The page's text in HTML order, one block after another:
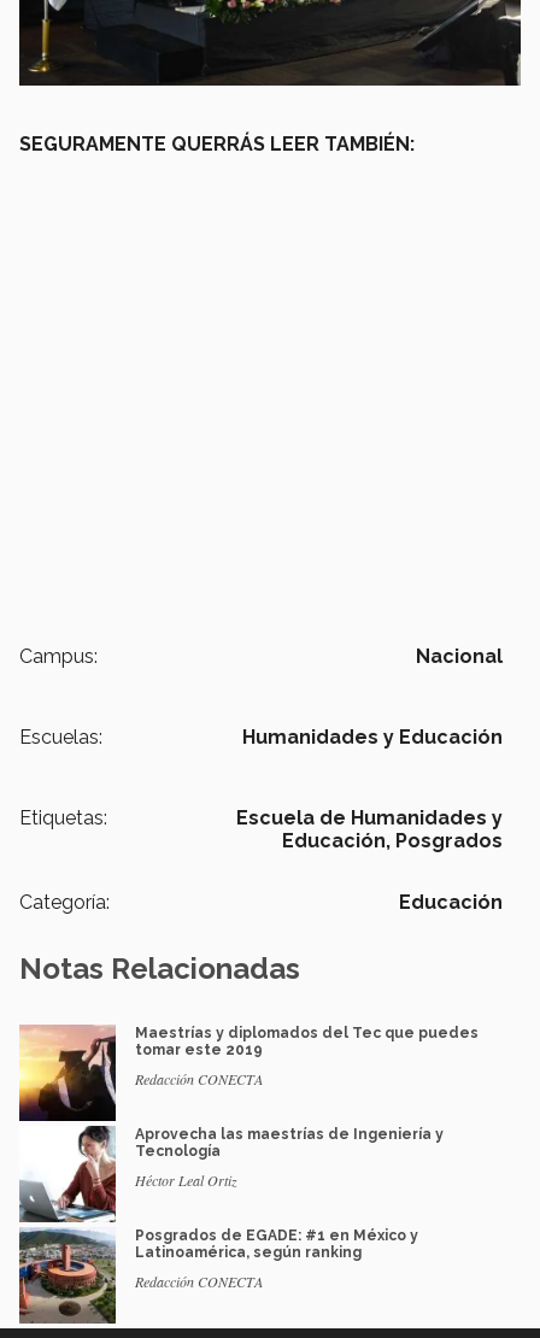
SEGURAMENTE QUERRÁS LEER TAMBIÉN:
Campus: Nacional
Escuelas: Humanidades y Educación
Etiquetas:
Escuela de Humanidades y
Educación, Posgrados
Categoría: Educación
Notas Relacionadas
Maestrías y diplomados del Tec que puedes
tomar este 2019
Redacción CONECTA
Aprovecha las maestrías de Ingeniería y
Tecnología
Héctor Leal Ortiz
Posgrados de EGADE: #1 en México y
Latinoamérica, según ranking
Redacción CONECTA